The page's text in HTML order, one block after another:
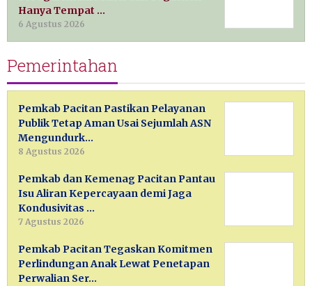
Hanya Tempat …
6 Agustus 2026
Pemerintahan
Pemkab Pacitan Pastikan Pelayanan
Publik Tetap Aman Usai Sejumlah ASN
Mengundurk…
8 Agustus 2026
Pemkab dan Kemenag Pacitan Pantau
Isu Aliran Kepercayaan demi Jaga
Kondusivitas …
7 Agustus 2026
Pemkab Pacitan Tegaskan Komitmen
Perlindungan Anak Lewat Penetapan
Perwalian Ser…